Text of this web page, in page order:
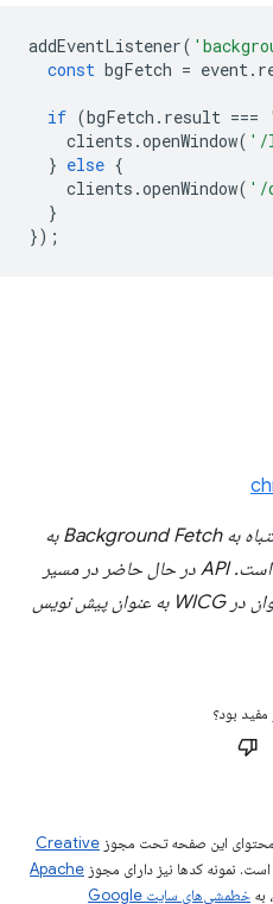
addEventListener(
const bgFetch = event.
if (bgFetch . result ===
clients .openWindow( '/
} else {
clients .openWindow( '/
}
});
تصحیح: نسخه قبلی این مقاله به اشتباه به Background Fetch به
عنوان «استاندارد وب» اشاره کرده است. API در حال حاضر در مسیر
می توان در WICG به عنوان پیش نویس
مفید بود؟
این صفحه تحت مجوز Creative
است. نمونه کدها نیز دارای مجوز Apache
به
خطمشی‌های سایت Google